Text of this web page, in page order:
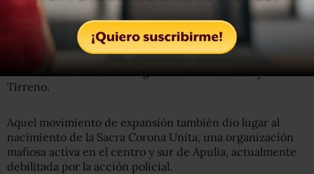
El capo napolitano aspiraba a ampliar sus actividades a la
región de Apulia -limítrofe con Campania, el campo de
acción tradicional de la Camorra- con el fin de controlar
las rutas del tráfico de drogas entre el Adriático y el
Tirreno.
Aquel movimiento de expansión también dio lugar al
nacimiento de la Sacra Corona Unita, una organización
mafiosa activa en el centro y sur de Apulia, actualmente
debilitada por la acción policial.